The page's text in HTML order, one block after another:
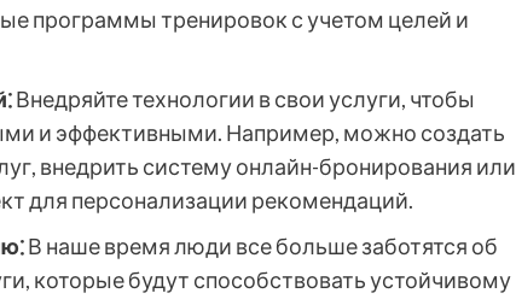
программы тренировок с учетом целей и
Внедряйте технологии в свои услуги, чтобы
и эффективными. Например, можно создать
внедрить систему онлайн-бронирования или
для персонализации рекомендаций.
В наше время люди все больше заботятся об
которые будут способствовать устойчивому